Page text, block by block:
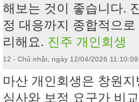
해보는 것이 좋습니다.
정 대응까지 종합적으
리해요. 진주 개인회생
12 - Chủ nhật, ngày 12/04/2026 11:10:09
마산 개인회생 은 창원
심사와 보정 요구가 비